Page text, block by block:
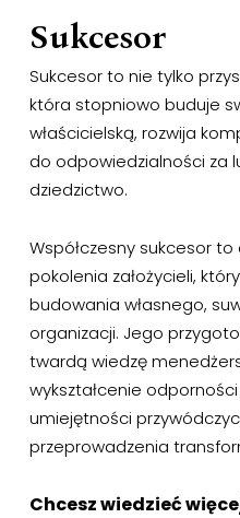
Sukcesor
Sukcesor to nie tylko
która stopniowo buduje
właścicielską, rozwija
do odpowiedzialności za
dziedzictwo.
Współczesny sukcesor
pokolenia założycieli,
budowania własnego,
organizacji. Jego
twardą wiedzę
wykształcenie
umiejętności
przeprowadzenia
Chcesz wiedzieć